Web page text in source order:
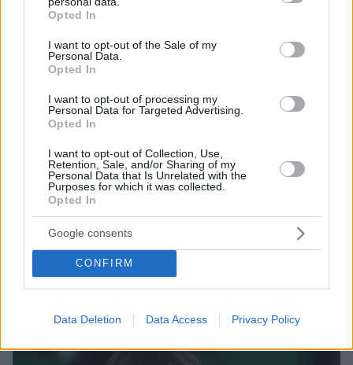
grant or deny consent to Google and its third-party tags to
use your data for below specified purposes in below Google
consent section.
Opted In
I want to opt-out of the Sale of my
Personal Data.
Opted In
I want to opt-out of processing my
Personal Data for Targeted Advertising.
Opted In
I want to opt-out of Collection, Use,
Retention, Sale, and/or Sharing of my
Personal Data that Is Unrelated with the
Purposes for which it was collected.
Opted In
Google consents
CONFIRM
Data Deletion Data Access Privacy Policy
τέλος της σεζόν ο Γιούρτσεβεν
Παναθηναϊκός και Ομέρ Γιούρτσεβεν συμφώνησαν
να πορευτούν μαζί έως το καλοκαίρι του 2026
01.01.2026, 18:08